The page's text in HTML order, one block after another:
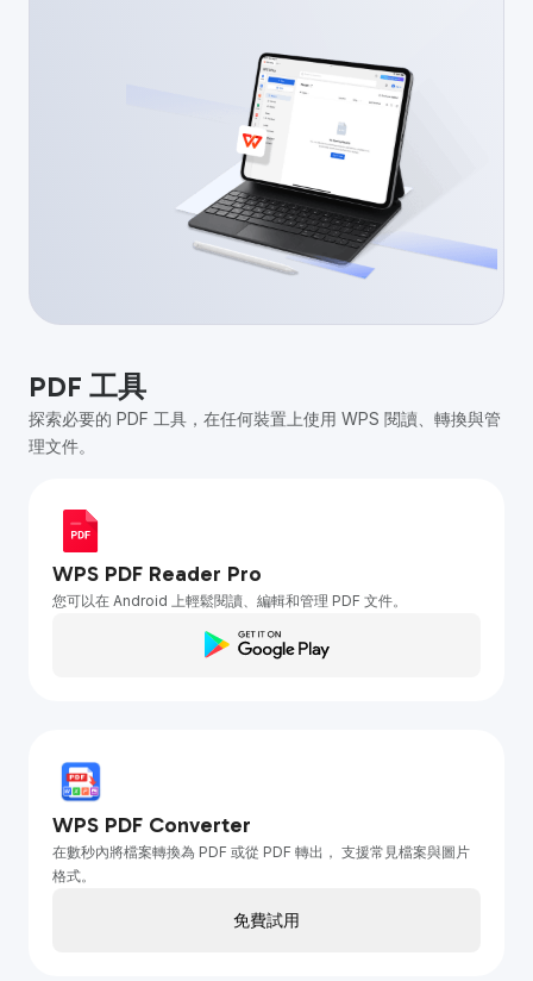
PDF 工具
探索必要的 PDF 工具，在任何裝置上使用 WPS 閱讀、轉換與管
理文件。
WPS PDF Reader Pro
您可以在 Android 上輕鬆閱讀、編輯和管理 PDF 文件。
WPS PDF Converter
在數秒內將檔案轉換為 PDF 或從 PDF 轉出， 支援常見檔案與圖片
格式。
免費試用